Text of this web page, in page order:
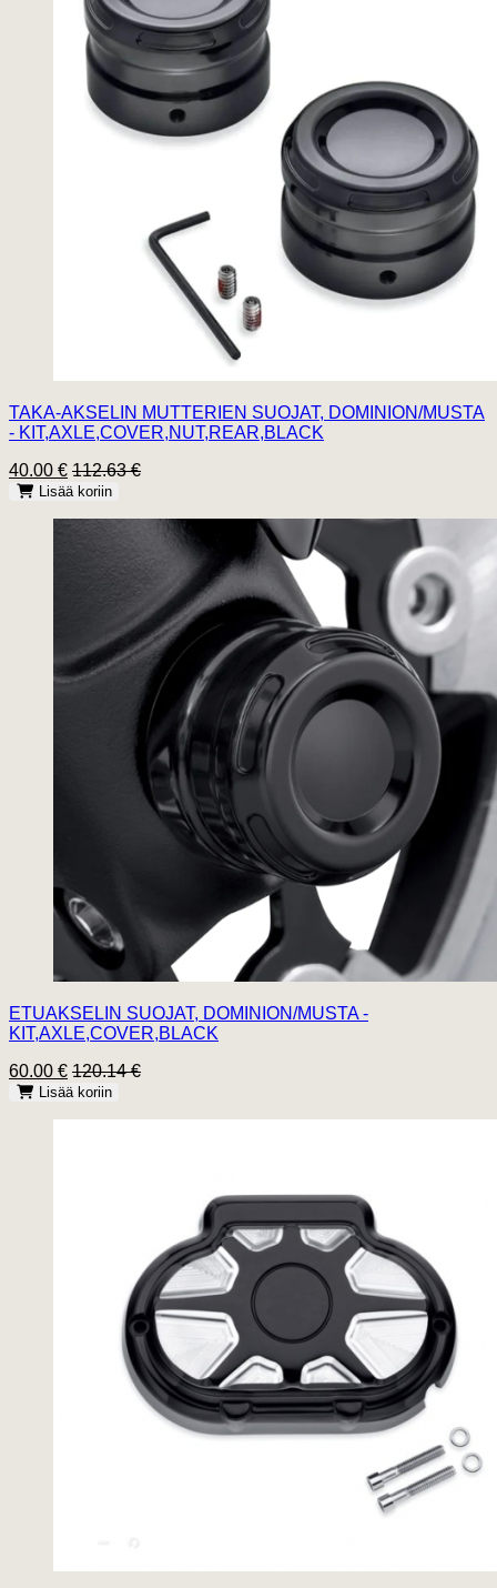
TAKA-AKSELIN MUTTERIEN SUOJAT, DOMINION/MUSTA
- KIT,AXLE,COVER,NUT,REAR,BLACK
40.00 € 112.63 €
Lisää koriin
ETUAKSELIN SUOJAT, DOMINION/MUSTA -
KIT,AXLE,COVER,BLACK
60.00 € 120.14 €
Lisää koriin